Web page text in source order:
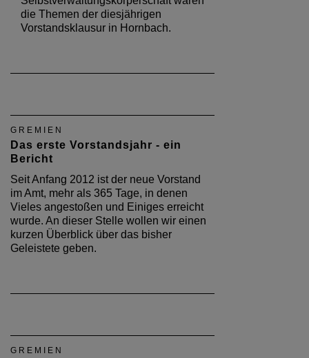
die Themen der diesjährigen
Vorstandsklausur in Hornbach.
GREMIEN
Das erste Vorstandsjahr - ein
Bericht
Seit Anfang 2012 ist der neue Vorstand
im Amt, mehr als 365 Tage, in denen
Vieles angestoßen und Einiges erreicht
wurde. An dieser Stelle wollen wir einen
kurzen Überblick über das bisher
Geleistete geben.
GREMIEN